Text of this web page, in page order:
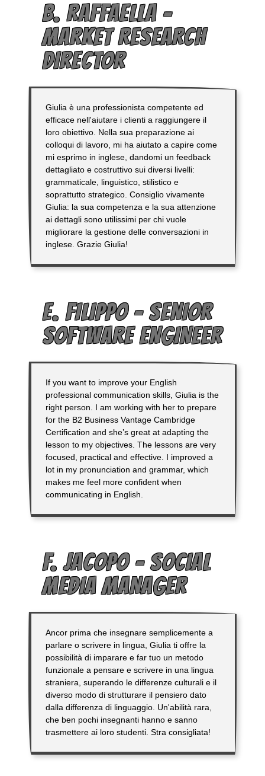
B. RAFFAELLA –
MARKET RESEARCH
DIRECTOR
Giulia è una professionista competente ed
efficace nell'aiutare i clienti a raggiungere il
loro obiettivo. Nella sua preparazione ai
colloqui di lavoro, mi ha aiutato a capire come
mi esprimo in inglese, dandomi un feedback
dettagliato e costruttivo sui diversi livelli:
grammaticale, linguistico, stilistico e
soprattutto strategico. Consiglio vivamente
Giulia: la sua competenza e la sua attenzione
ai dettagli sono utilissimi per chi vuole
migliorare la gestione delle conversazioni in
inglese. Grazie Giulia!
E. FILIPPO – SENIOR
SOFTWARE ENGINEER
If you want to improve your English
professional communication skills, Giulia is the
right person. I am working with her to prepare
for the B2 Business Vantage Cambridge
Certification and she’s great at adapting the
lesson to my objectives. The lessons are very
focused, practical and effective. I improved a
lot in my pronunciation and grammar, which
makes me feel more confident when
communicating in English.
F. JACOPO – SOCIAL
MEDIA MANAGER
Ancor prima che insegnare semplicemente a
parlare o scrivere in lingua, Giulia ti offre la
possibilità di imparare e far tuo un metodo
funzionale a pensare e scrivere in una lingua
straniera, superando le differenze culturali e il
diverso modo di strutturare il pensiero dato
dalla differenza di linguaggio. Un'abilità rara,
che ben pochi insegnanti hanno e sanno
trasmettere ai loro studenti. Stra consigliata!